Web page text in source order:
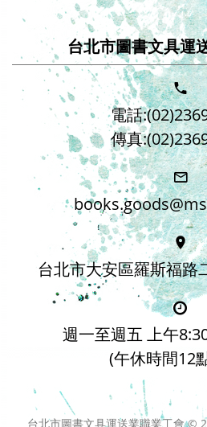
台北市圖書文具運
電話
傳真
台北市大安區羅斯福路
週一至週五 上午
(午休時間12
台北市圖書文具運送業職業工會 ©